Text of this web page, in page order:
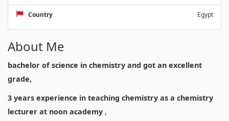
Country Egypt
About Me
bachelor of science in chemistry and got an excellent
grade,
3 years experience in teaching chemistry as a chemistry
lecturer at noon academy ,